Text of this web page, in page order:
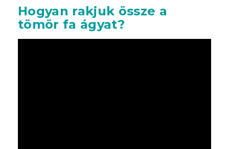
Hogyan rakjuk össze a
tömör fa ágyat?